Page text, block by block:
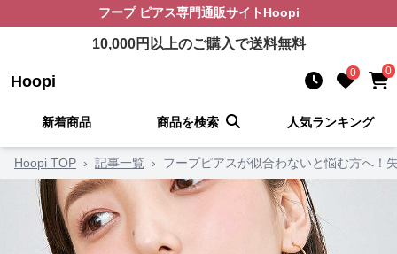
フープ ピアス専門通販サイト Hoopi
10,000円以上のご購入で送料無料
Hoopi 0 0
新着商品 商品を検索 人気ランキング
Hoopi TOP › 記事一覧 › フープピアスが似合わないと悩む方へ！